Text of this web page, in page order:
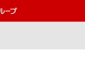
郵便局・日本郵政グルー